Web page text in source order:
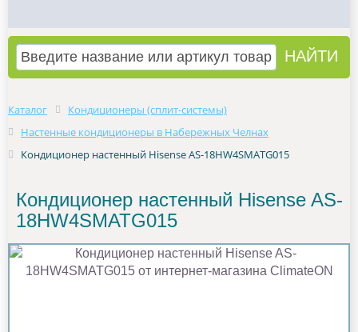
Каталог
Кондиционеры (сплит-системы)
Настенные кондиционеры в Набережных Челнах
Кондиционер настенный Hisense AS-18HW4SMATG015
Кондиционер настенный Hisense AS-
18HW4SMATG015